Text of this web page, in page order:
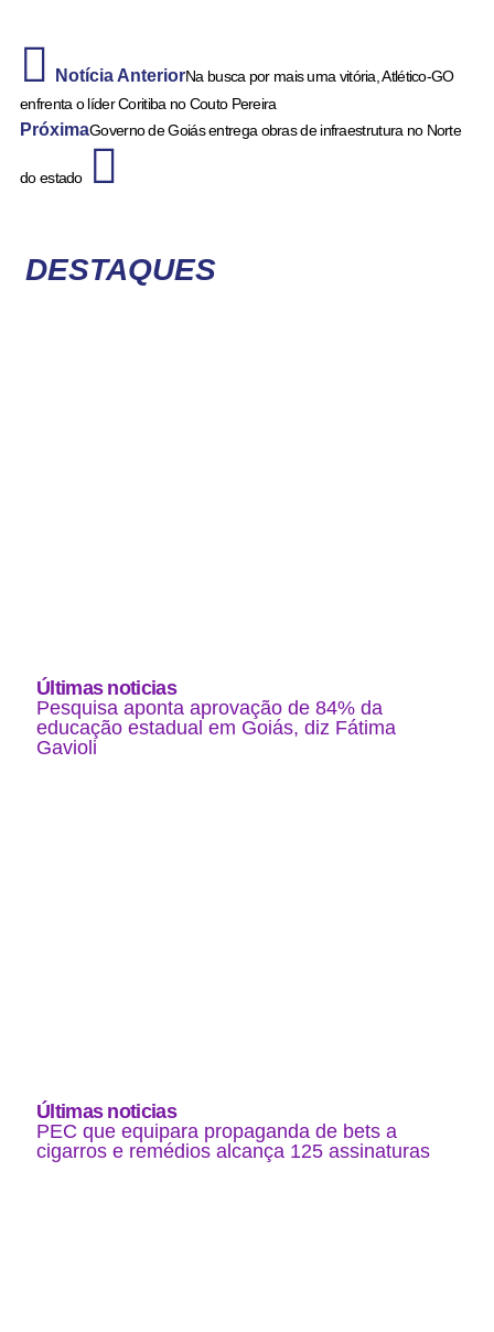
Notícia AnteriorNa busca por mais uma vitória, Atlético-GO
enfrenta o líder Coritiba no Couto Pereira
PróximaGoverno de Goiás entrega obras de infraestrutura no Norte
do estado
DESTAQUES
Últimas noticias
Pesquisa aponta aprovação de 84% da
educação estadual em Goiás, diz Fátima
Gavioli
Últimas noticias
PEC que equipara propaganda de bets a
cigarros e remédios alcança 125 assinaturas